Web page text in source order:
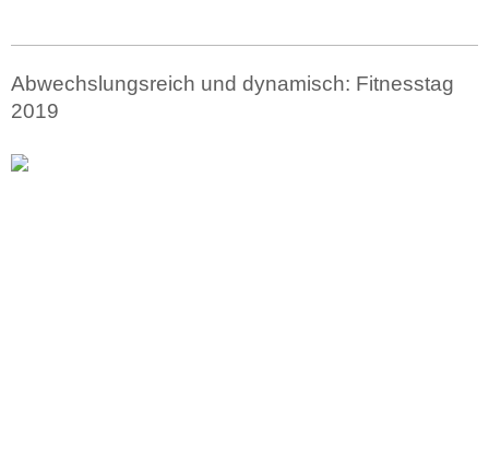
Abwechslungsreich und dynamisch: Fitnesstag
2019